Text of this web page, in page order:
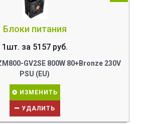
Блоки питания
1шт. за 5157 руб.
GV2SE 800W 80+Bronze 230V
PSU (EU)
ИЗМЕНИТЬ
УДАЛИТЬ